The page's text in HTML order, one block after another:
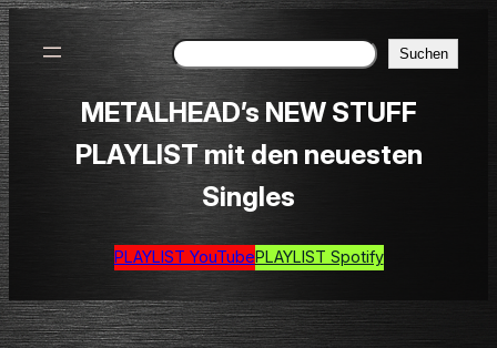
Suchen Suchen
METALHEAD’s NEW STUFF
PLAYLIST mit den neuesten
Singles
PLAYLIST YouTubePLAYLIST Spotify